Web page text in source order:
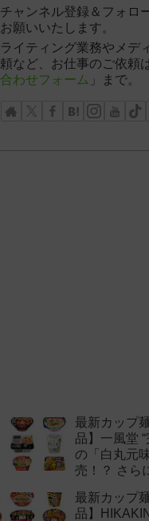
チャンネル登録＆フォロ
お願いいたします。
ライティング業務やメデ
頼など、お仕事のご依頼
合わせフォーム 」まで。
最新カップ
品】一風堂
の「白丸元
売！？ さら
新作まとめ
最新カップ
品】